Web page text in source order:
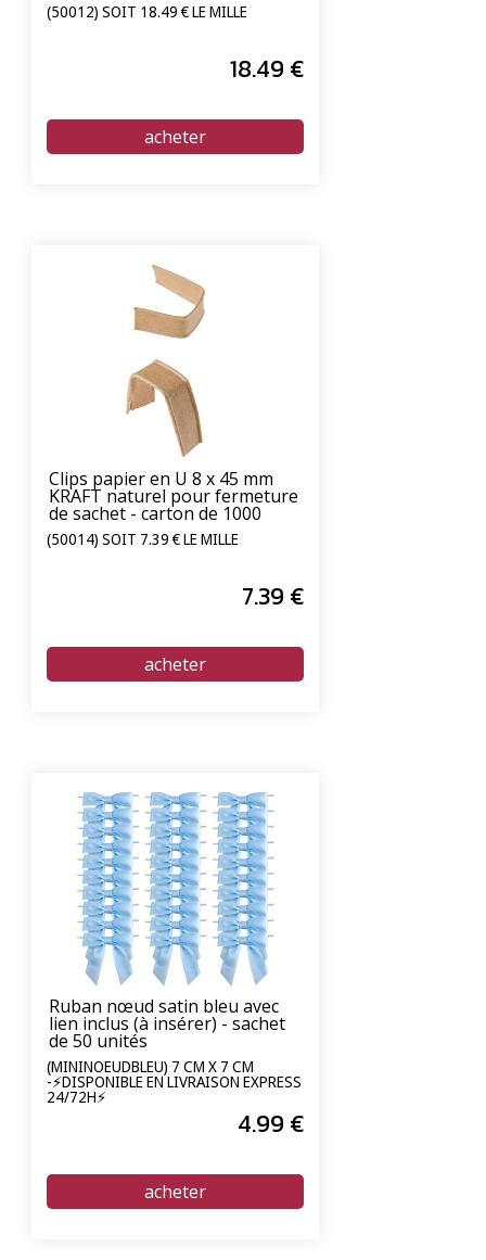
(50012) SOIT 18.49 € LE MILLE
18.49 €
Clips papier en U 8 x 45 mm
KRAFT naturel pour fermeture
de sachet - carton de 1000
unités
(50014) SOIT 7.39 € LE MILLE
7.39 €
Ruban nœud satin bleu avec
lien inclus (à insérer) - sachet
de 50 unités
(MININOEUDBLEU) 7 CM X 7 CM
-⚡DISPONIBLE EN LIVRAISON EXPRESS
24/72H⚡
4.99 €